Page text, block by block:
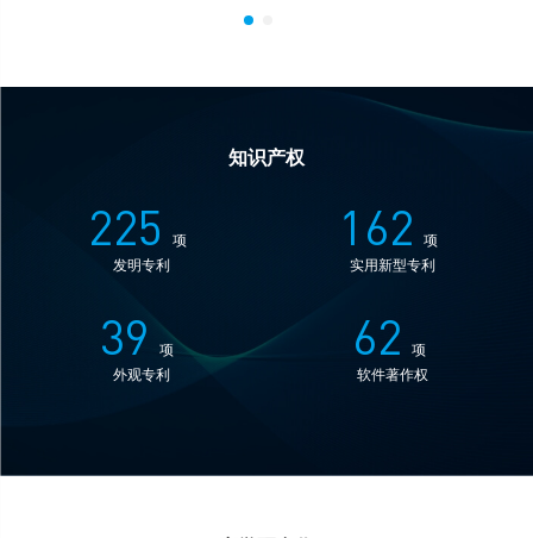
知识产权
225
项
发明专利
162
项
实用新型专利
39
项
外观专利
62
项
软件著作权